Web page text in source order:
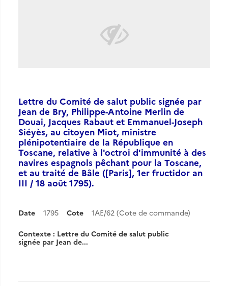
Lettre du Comité de salut public signée par
Jean de Bry, Philippe-Antoine Merlin de
Douai, Jacques Rabaut et Emmanuel-Joseph
Siéyès, au citoyen Miot, ministre
plénipotentiaire de la République en
Toscane, relative à l'octroi d'immunité à des
navires espagnols pêchant pour la Toscane,
et au traité de Bâle ([Paris], 1er fructidor an
III / 18 août 1795).
Date 1795 Cote 1AE/62 (Cote de commande)
Contexte : Lettre du Comité de salut public
signée par Jean de...